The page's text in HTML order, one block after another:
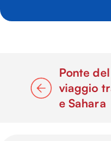
Ponte
viaggio
e Sahara